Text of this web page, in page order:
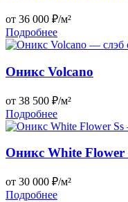
от 36 000 ₽/м²
Подробнее
Оникс Volcano
от 38 500 ₽/м²
Подробнее
Оникс White Flower
от 30 000 ₽/м²
Подробнее